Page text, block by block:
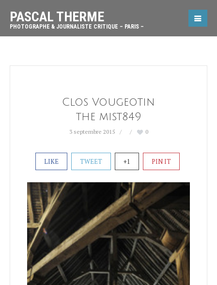
PASCAL THERME
PHOTOGRAPHE & JOURNALISTE CRITIQUE – PARIS –
Clos Vougeotin
the mist849
3 septembre 2015 0
LIKE TWEET +1 PIN IT